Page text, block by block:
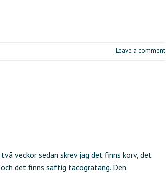
Leave a comment
veckor sedan skrev jag det finns korv, det
det finns saftig tacogratäng. Den